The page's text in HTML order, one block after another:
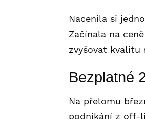
Nacenila si
Začínala na
zvyšovat kvalitu
Bezplatné
Na přelomu
podnikání z off-